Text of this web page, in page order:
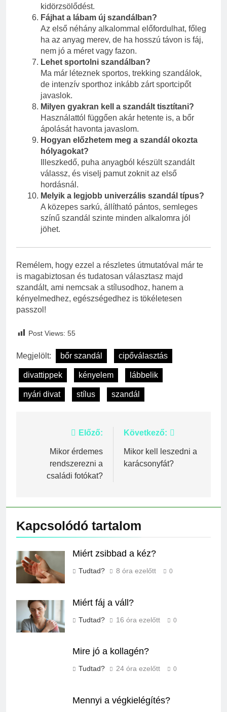
kidörzsölődést.
Fájhat a lábam új szandálban?
Az első néhány alkalommal előfordulhat, főleg
ha az anyag merev, de ha hosszú távon is fáj,
nem jó a méret vagy fazon.
Lehet sportolni szandálban?
Ma már léteznek sportos, trekking szandálok,
de intenzív sporthoz inkább zárt sportcipőt
javaslok.
Milyen gyakran kell a szandált tisztítani?
Használattól függően akár hetente is, a bőr
ápolását havonta javaslom.
Hogyan előzhetem meg a szandál okozta
hólyagokat?
Illeszkedő, puha anyagból készült szandált
válassz, és viselj pamut zoknit az első
hordásnál.
Melyik a legjobb univerzális szandál típus?
A közepes sarkú, állítható pántos, semleges
színű szandál szinte minden alkalomra jól
jöhet.
Remélem, hogy ezzel a részletes útmutatóval már te
is magabiztosan és tudatosan választasz majd
szandált, ami nemcsak a stílusodhoz, hanem a
kényelmedhez, egészségedhez is tökéletesen
passzol!
Post Views: 55
Megjelölt: bőr szandál cipőválasztás
divattippek kényelem lábbelik
nyári divat stílus szandál
Bejegyzés
navigáció
Előző:
Mikor érdemes
rendszerezni a
családi fotókat?
Következő:
Mikor kell leszedni a
karácsonyfát?
Kapcsolódó tartalom
Miért zsibbad a kéz?
Tudtad? 8 óra ezelőtt 0
Miért fáj a váll?
Tudtad? 16 óra ezelőtt 0
Mire jó a kollagén?
Tudtad? 24 óra ezelőtt 0
Mennyi a végkielégítés?